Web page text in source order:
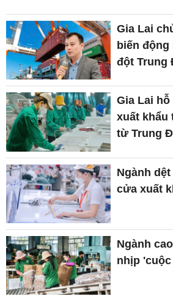
Gia Lai
biến
đột Trung
Gia Lai
xuất khẩu
từ Trung
Ngành
cửa xuất
Ngành
nhịp